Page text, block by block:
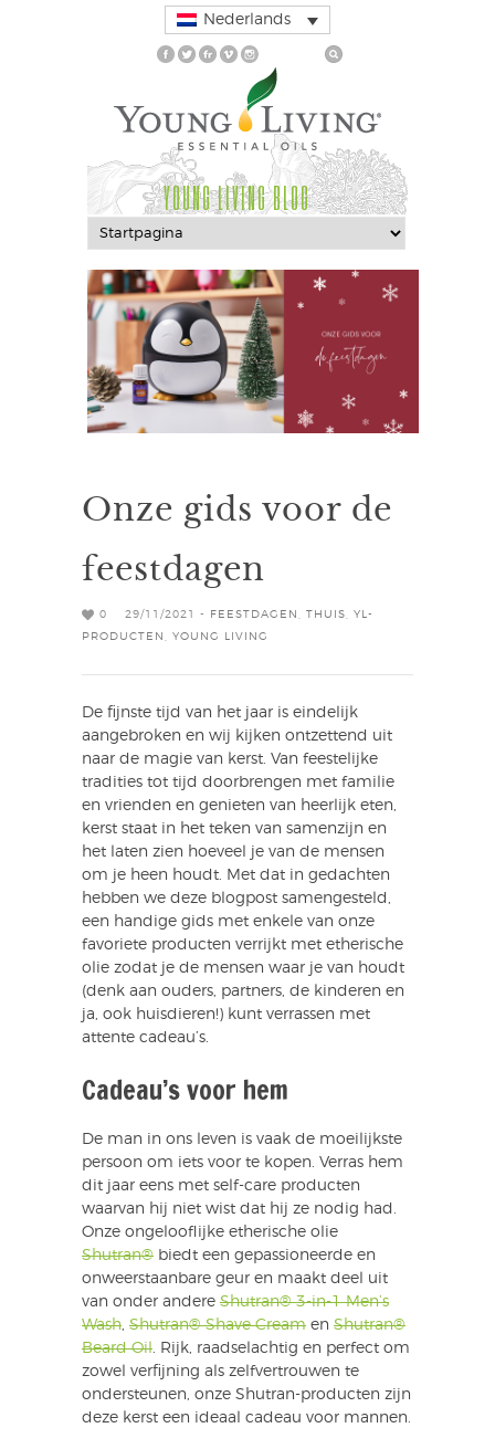
Nederlands
YOUNG LIVING BLOG
Onze gids voor de
feestdagen
0 29/11/2021 - FEESTDAGEN THUIS
YL-
PRODUCTEN
YOUNG LIVING
De fijnste tijd van het jaar is eindelijk
aangebroken en wij kijken ontzettend uit
naar de magie van kerst. Van feestelijke
tradities tot tijd doorbrengen met familie
en vrienden en genieten van heerlijk eten,
kerst staat in het teken van samenzijn en
het laten zien hoeveel je van de mensen
om je heen houdt. Met dat in gedachten
hebben we deze blogpost samengesteld,
een handige gids met enkele van onze
favoriete producten verrijkt met etherische
olie zodat je de mensen waar je van houdt
(denk aan ouders, partners, de kinderen en
ja, ook huisdieren!) kunt verrassen met
attente cadeau’s.
Cadeau’s voor hem
De man in ons leven is vaak de moeilijkste
persoon om iets voor te kopen. Verras hem
dit jaar eens met self-care producten
waarvan hij niet wist dat hij ze nodig had.
Onze ongelooflijke etherische olie
Shutran® biedt een gepassioneerde en
onweerstaanbare geur en maakt deel uit
van onder andere Shutran® 3-in-1 Men’s
Wash Shutran® Shave Cream en Shutran®
Beard Oil . Rijk, raadselachtig en perfect om
zowel verfijning als zelfvertrouwen te
ondersteunen, onze Shutran-producten zijn
deze kerst een ideaal cadeau voor mannen.